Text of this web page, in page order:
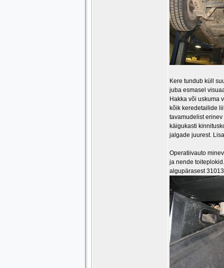
Kere tundub küll
juba esmasel
Hakka või uskuma
kõik keredetailide
tavamudelist
käigukasti
jalgade juurest.
Operatiivauto
ja nende
algupärasest